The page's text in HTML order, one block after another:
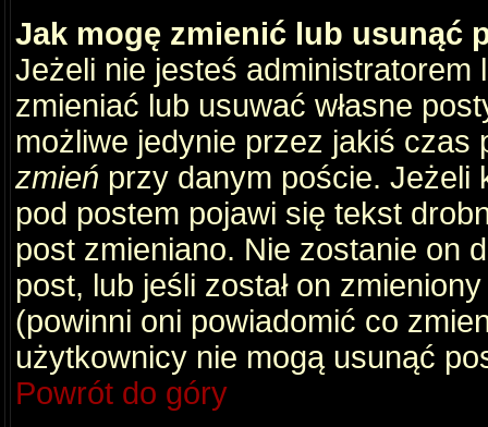
Jak mogę zmienić lub usunąć
Jeżeli nie jesteś
zmieniać lub usuwać własne
możliwe jedynie przez jakiś
zmień przy danym poście. Jeżeli
pod postem pojawi się tekst
post zmieniano. Nie zostanie on
post, lub jeśli został on
(powinni oni powiadomić co
użytkownicy nie mogą usunąć
Powrót do góry